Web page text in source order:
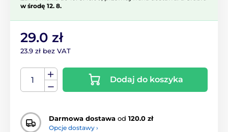
w środę 12. 8.
29.0 zł
23.9 zł bez VAT
Dodaj do koszyka
Darmowa dostawa od 120.0 zł
Opcje dostawy ›